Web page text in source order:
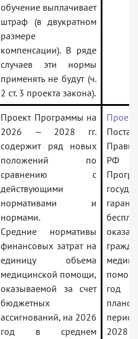
обучение выплачивает
штраф (в двукратном
размере
компенсации). В ряде
случаев эти нормы
применять не будут (ч.
2 ст. 3 проекта закона).
Проект Программы на
2026 — 2028 гг.
содержит ряд новых
положений по
сравнению с
действующими
нормативами и
нормами.
Средние нормативы
финансовых затрат на
единицу объема
медицинской помощи,
оказываемой за счет
бюджетных
ассигнований, на 2026
год в среднем
Проект
2028